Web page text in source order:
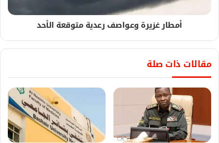
أمطار غزيرة وعواصف رعدية متوقعة الأحد
مقالات ذات صلة